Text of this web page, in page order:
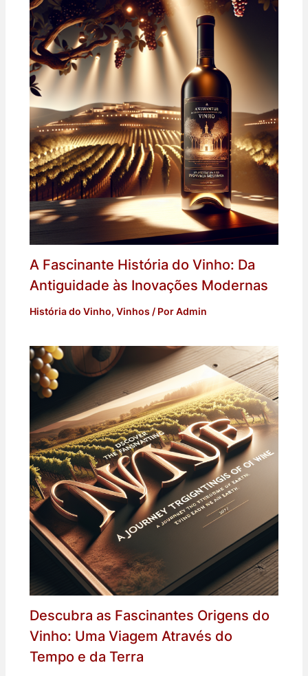
A Fascinante História do Vinho: Da
Antiguidade às Inovações Modernas
História do Vinho, Vinhos / PorAdmin
Descubra as Fascinantes Origens do
Vinho: Uma Viagem Através do
Tempo e da Terra